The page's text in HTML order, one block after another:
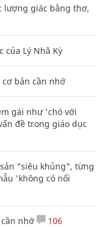
lượng giác bằng thơ,
Lý Nhã Kỳ
bản cần nhớ
gái như 'chó với
đề trong giáo dục
"siêu khủng", từng
'không có nổi
nhớ 106